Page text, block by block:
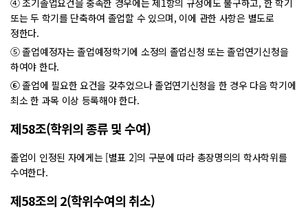
④ 조기졸업요건을 충족한 경우에는 제1항의 규정에도 불구하고, 한 학기
또는 두 학기를 단축하여 졸업할 수 있으며, 이에 관한 사항은 별도로
정한다.
⑤ 졸업예정자는 졸업예정학기에 소정의 졸업신청 또는 졸업연기신청을
하여야 한다.
⑥ 졸업에 필요한 요건을 갖추었으나 졸업연기신청을 한 경우 다음 학기에
최소 한 과목 이상 등록해야 한다.
제58조(학위의 종류 및 수여)
졸업이 인정된 자에게는 [별표 2]의 구분에 따라 총장명의의 학사학위를
수여한다.
제58조의 2(학위수여의 취소)